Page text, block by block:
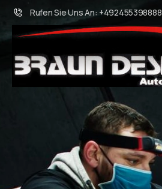
Rufen Sie Uns An: +492455398888